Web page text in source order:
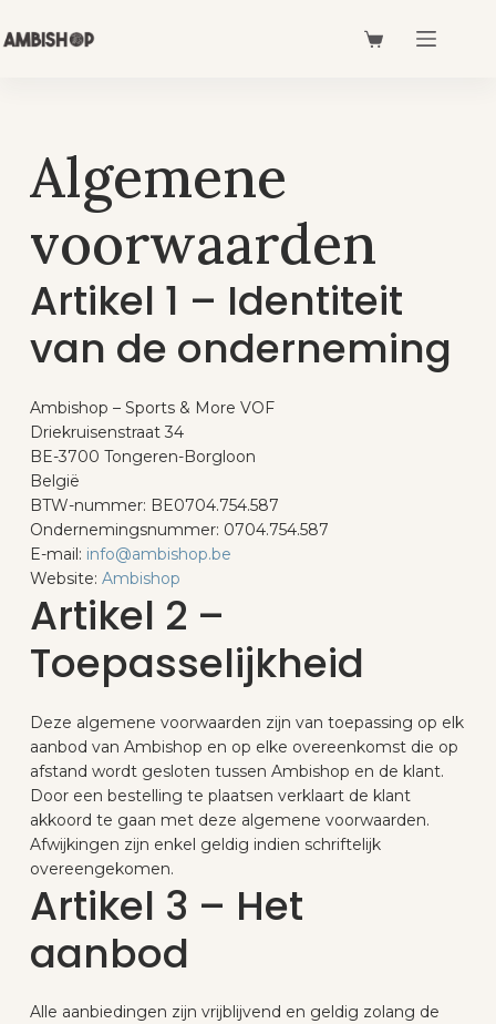
Algemene
voorwaarden
Artikel 1 – Identiteit
van de onderneming
Ambishop – Sports & More VOF
Driekruisenstraat 34
BE-3700 Tongeren-Borgloon
België
BTW-nummer: BE0704.754.587
Ondernemingsnummer: 0704.754.587
E-mail: info@ambishop.be
Website: Ambishop
Artikel 2 –
Toepasselijkheid
Deze algemene voorwaarden zijn van toepassing op elk
aanbod van Ambishop en op elke overeenkomst die op
afstand wordt gesloten tussen Ambishop en de klant.
Door een bestelling te plaatsen verklaart de klant
akkoord te gaan met deze algemene voorwaarden.
Afwijkingen zijn enkel geldig indien schriftelijk
overeengekomen.
Artikel 3 – Het
aanbod
Alle aanbiedingen zijn vrijblijvend en geldig zolang de